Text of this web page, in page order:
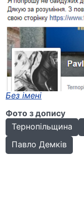
Без імені
Фото з допису
Тернопільщина
Павло Демків